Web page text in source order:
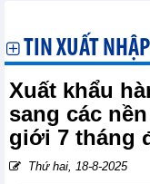
TIN XUẤT
Xuất khẩu
sang các
giới 7 tháng
Thứ hai, 18-8-2025